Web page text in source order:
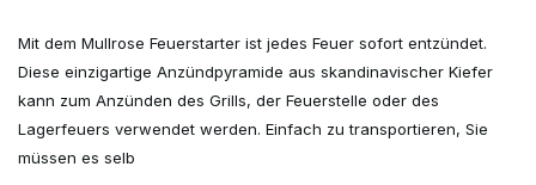
Mit dem Mullrose Feuerstarter ist jedes Feuer sofort entzündet.
Diese einzigartige Anzündpyramide aus skandinavischer Kiefer
kann zum Anzünden des Grills, der Feuerstelle oder des
Lagerfeuers verwendet werden. Einfach zu transportieren, Sie
müssen es selb